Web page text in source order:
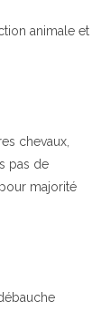
animale et
chevaux,
pas de
majorité